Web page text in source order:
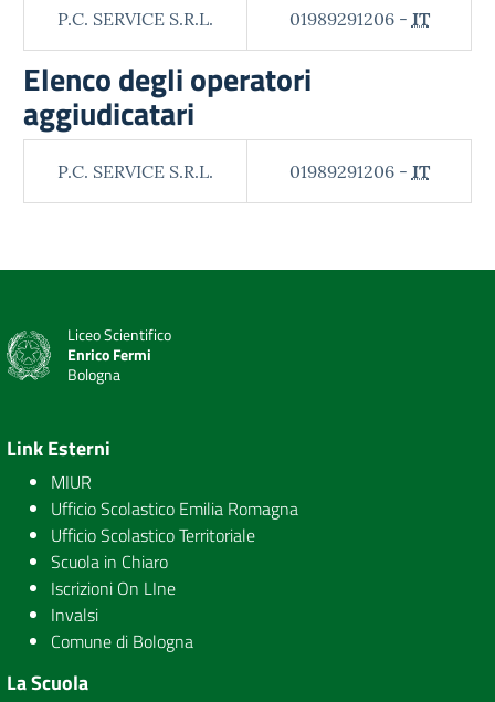
P.C. SERVICE S.R.L. 01989291206 - IT
Elenco degli operatori
aggiudicatari
P.C. SERVICE S.R.L. 01989291206 - IT
Liceo Scientifico
Enrico Fermi
Bologna
Link Esterni
MIUR
Ufficio Scolastico Emilia Romagna
Ufficio Scolastico Territoriale
Scuola in Chiaro
Iscrizioni On LIne
Invalsi
Comune di Bologna
La Scuola